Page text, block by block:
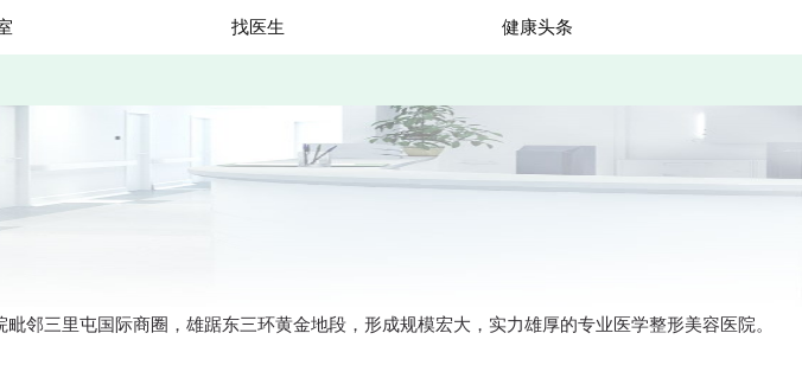
找医生 健康头条
三里屯国际商圈，雄踞东三环黄金地段，形成规模宏大，实力雄厚的专业医学整形美容医院。